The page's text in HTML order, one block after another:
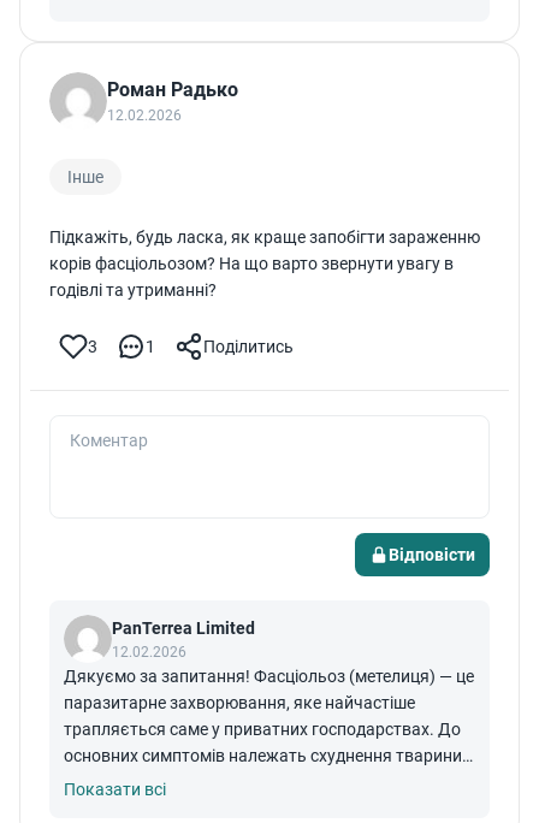
теля майже не відчуває болю, що полегшує
вона має виконуватися за загальними правилами
хірургії. Таку профілактику здійснюють для того,
додаткові дійки не наповнювалися молоком.
маститу.
Роман Радько
12.02.2026
Підкажіть, будь ласка, як краще запобігти зараженню
корів фасціольозом? На що варто звернути увагу в
годівлі та утриманні?
Інше
3 1 Поділитись
Коментар
Відповісти
PanTerrea Limited
12.02.2026
Дякуємо за запитання! Фасціольоз (метелиця) — це
паразитарне захворювання, яке найчастіше
трапляється саме у приватних господарствах. До
основних симптомів належать схуднення тварини,
зниження надоїв, порушення травлення та відмова
Показати всі